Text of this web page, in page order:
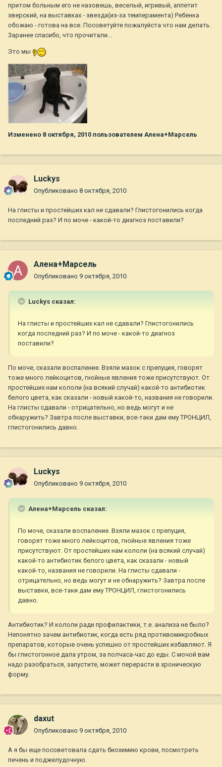
притом больным его не назовешь, веселый, игривый, аппетит
зверский, на выставках - звезда(из-за темперамента) Ребенка
обожаю - готова на все. Посоветуйте пожалуйста что нам делать.
Заранее спасибо, что прочитали...
Это мы
Изменено 8 октября, 2010 пользователем Алена+Марсель
Luckys
Опубликовано 8 октября, 2010
На глисты и простейших кал не сдавали? Глистогонились когда
последний раз? И по моче - какой-то диагноз поставили?
Алена+Марсель
Опубликовано 9 октября, 2010
Luckys сказал:
На глисты и простейших кал не сдавали? Глистогонились
когда последний раз? И по моче - какой-то диагноз
поставили?
По моче, сказали воспаление. Взяли мазок с препуция, говорят
тоже много лейкоцитов, гнойные явления тоже присутствуют. От
простейших нам кололи (на всякий случай) какой-то антибиотик
белого цвета, как сказали - новый какой-то, названия не говорили.
На глисты сдавали - отрицательно, но ведь могут и не
обнаружить? Завтра после выставки, все-таки дам ему ТРОНЦИЛ,
глистогонились давно.
Luckys
Опубликовано 9 октября, 2010
Алена+Марсель сказал:
По моче, сказали воспаление. Взяли мазок с препуция,
говорят тоже много лейкоцитов, гнойные явления тоже
присутствуют. От простейших нам кололи (на всякий случай)
какой-то антибиотик белого цвета, как сказали - новый
какой-то, названия не говорили. На глисты сдавали -
отрицательно, но ведь могут и не обнаружить? Завтра после
выставки, все-таки дам ему ТРОНЦИЛ, глистогонились
давно.
Антибиотик? И кололи ради профилактики, т.е. анализа не было?
Непонятно зачем антибиотик, когда есть ряд противомикробных
препаратов, которые очень успешно от простейших избавляют. Я
бы глистогонное дала утром, за полчаса-час до еды. С мочой вам
надо разобраться, запустите, может перерасти в хроническую
форму.
daxut
Опубликовано 9 октября, 2010
А я бы еще посоветовала сдать биохимию крови, посмотреть
печень и поджелудочную.